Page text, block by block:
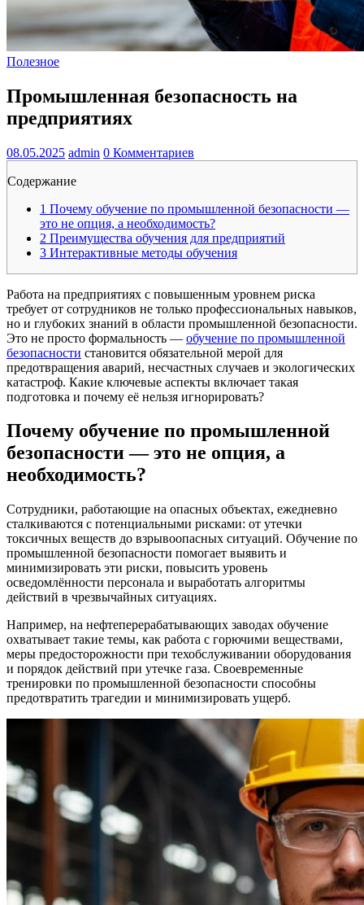
Полезное
Промышленная безопасность на
предприятиях
08.05.2025 admin 0 Комментариев
Содержание
1 Почему обучение по промышленной безопасности —
это не опция, а необходимость?
2 Преимущества обучения для предприятий
3 Интерактивные методы обучения
Работа на предприятиях с повышенным уровнем риска
требует от сотрудников не только профессиональных навыков,
но и глубоких знаний в области промышленной безопасности.
Это не просто формальность — обучение по промышленной
безопасности становится обязательной мерой для
предотвращения аварий, несчастных случаев и экологических
катастроф. Какие ключевые аспекты включает такая
подготовка и почему её нельзя игнорировать?
Почему обучение по промышленной
безопасности — это не опция, а
необходимость?
Сотрудники, работающие на опасных объектах, ежедневно
сталкиваются с потенциальными рисками: от утечки
токсичных веществ до взрывоопасных ситуаций. Обучение по
промышленной безопасности помогает выявить и
минимизировать эти риски, повысить уровень
осведомлённости персонала и выработать алгоритмы
действий в чрезвычайных ситуациях.
Например, на нефтеперерабатывающих заводах обучение
охватывает такие темы, как работа с горючими веществами,
меры предосторожности при техобслуживании оборудования
и порядок действий при утечке газа. Своевременные
тренировки по промышленной безопасности способны
предотвратить трагедии и минимизировать ущерб.